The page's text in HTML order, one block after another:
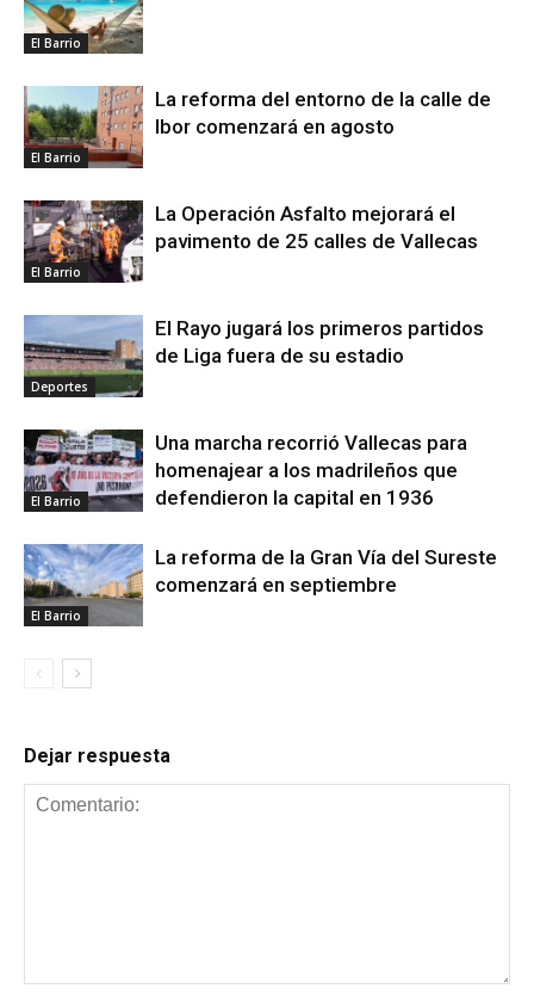
El Barrio
El Barrio
La reforma del entorno de la calle de
Ibor comenzará en agosto
El Barrio
La Operación Asfalto mejorará el
pavimento de 25 calles de Vallecas
Deportes
El Rayo jugará los primeros partidos
de Liga fuera de su estadio
El Barrio
Una marcha recorrió Vallecas para
homenajear a los madrileños que
defendieron la capital en 1936
El Barrio
La reforma de la Gran Vía del Sureste
comenzará en septiembre
Dejar respuesta